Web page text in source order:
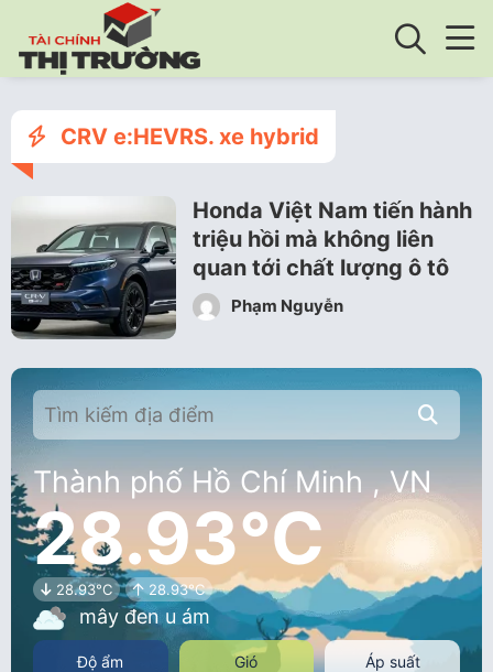
CRV e:HEVRS. xe hybrid
Honda Việt Nam tiến hành
triệu hồi mà không liên
quan tới chất lượng ô tô
Phạm Nguyễn
Thành phố Hồ Chí Minh , VN
28.93°C
28.93°C 28.93°C
mây đen u ám
Độ ẩm
Gió
Áp suất